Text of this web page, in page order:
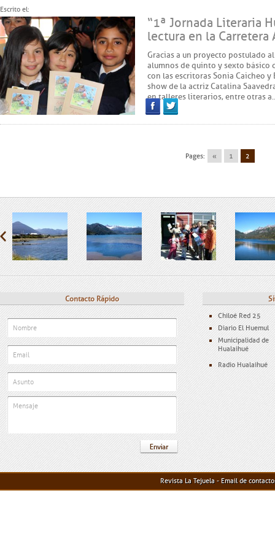
Escrito el:
“1ª Jornada Literaria
lectura en la Carretera
Gracias a un proyecto postulado
alumnos de quinto y sexto básico
con las escritoras Sonia Caicheo
show de la actriz Catalina
en talleres literarios, entre otras
FacebookTwitter
Pages: « 1 2
Contacto Rápido
Chiloé Red 25
Diario El Huemul
Municipalidad de
Hualaihué
Radio Hualaihué
Revista La Tejuela - Email de